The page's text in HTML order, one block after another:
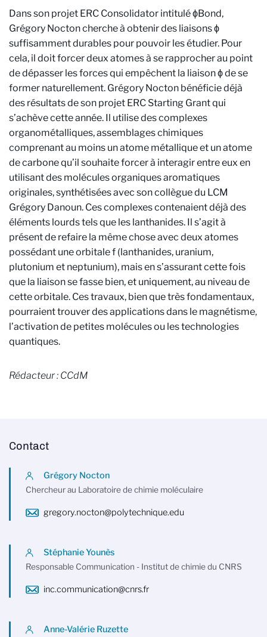
Dans son projet ERC Consolidator intitulé ϕBond,
Grégory Nocton cherche à obtenir des liaisons ϕ
suffisamment durables pour pouvoir les étudier. Pour
cela, il doit forcer deux atomes à se rapprocher au point
de dépasser les forces qui empêchent la liaison ϕ de se
former naturellement. Grégory Nocton bénéficie déjà
des résultats de son projet ERC Starting Grant qui
s’achève cette année. Il utilise des complexes
organométalliques, assemblages chimiques
comprenant au moins un atome métallique et un atome
de carbone qu’il souhaite forcer à interagir entre eux en
utilisant des molécules organiques aromatiques
originales, synthétisées avec son collègue du LCM
Grégory Danoun. Ces complexes contenaient déjà des
éléments lourds tels que les lanthanides. Il s’agit à
présent de refaire la même chose avec deux atomes
possédant une orbitale f (lanthanides, uranium,
plutonium et neptunium), mais en s’assurant cette fois
que la liaison se fasse bien, et uniquement, au niveau de
cette orbitale. Ces travaux, bien que très fondamentaux,
pourraient trouver des applications dans le magnétisme,
l’activation de petites molécules ou les technologies
quantiques.
Rédacteur : CCdM
Contact
Grégory Nocton
Chercheur au Laboratoire de chimie moléculaire
gregory.nocton@polytechnique.edu
Stéphanie Younès
Responsable Communication - Institut de chimie du CNRS
inc.communication@cnrs.fr
Anne-Valérie Ruzette